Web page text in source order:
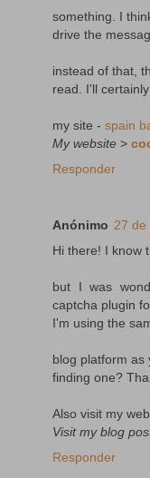
something. I
drive the
instead of that,
read. I'll
my site - spain
My website >
Responder
Anónimo 27 de
Hi there! I know
but I was
captcha plugin
I'm using the
blog platform as
finding one?
Also visit my
Visit my blog
Responder